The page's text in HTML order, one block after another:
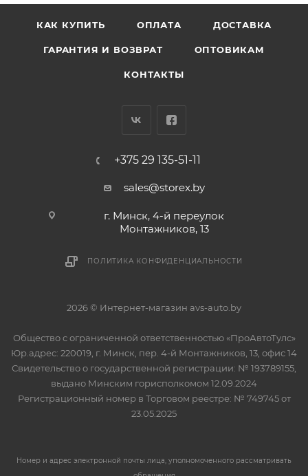
КАК КУПИТЬ ОПЛАТА ДОСТАВКА
ГАРАНТИЯ И ВОЗВРАТ ОПТОВИКАМ
КОНТАКТЫ
+375 29 135-51-11
sales@storex.by
г. Минск, 4-й переулок
Монтажников, 13
ПОЛИТИКА КОНФИДЕНЦИАЛЬНОСТИ
2026 © Интернет-магазин avs-auto.by
Общество с ограниченной ответственностью «ПроАвтоТулс»
Юр.адрес: 220019, г. Минск, пер. 4-й Монтажников, 13, офис 14
Свидетельство о государственной регистрации: № 193789155,
выдано Минским горисполкомом 12.09.2024
Регистрационный номер в Торговом реестре: № 749745 от
23.05.2025
Номер и адрес электронной почты лица, уполномоченного рассматривать